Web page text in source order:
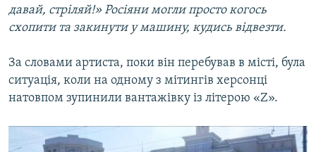
давай, стріляй!» Росіяни могли просто когось
схопити та закинути у машину, кудись відвезти.
За словами артиста, поки він перебував в місті, була
ситуація, коли на одному з мітингів херсонці
натовпом зупинили вантажівку із літерою «Z».